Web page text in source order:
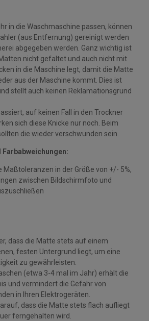
in die Waschmaschine passen, können
(aus Entfernung) gereinigt werden
abgegeben werden. Ganz wichtig ist
nicht gefaltet und auch nicht mit
in die Maschine legt, damit die Matte
aus der Maschine kommt. Dies ist
stellt auch keinen Reklamationsgrund
auf keinen Fall in den Trockner
sich diese Knicke nur noch. Beim
die wieder verschwunden sein.
Maßtoleranzen in der Größe von +/- 5%,
zwischen Bildschirmfoto und
dass die Matte stets auf einem
festen Untergrund liegt, um eine
zu gewährleisten.
(etwa 3-4 mal im Jahr) erhält die
und vermindert die Gefahr von
in Ihren Elektrogeräten.
dass die Matte stets flach aufliegt
ferngehalten wird.